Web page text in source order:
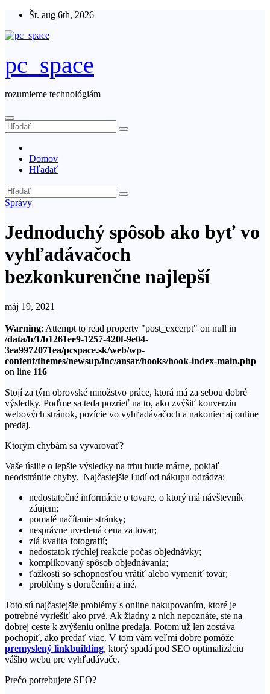
Skip
content
Št. aug 6th, 2026
pc_space
rozumieme technológiám
Domov
Hľadať
Správy
Jednoduchý spôsob ako byť vo
vyhľadávačoch
bezkonkurenčne najlepší
máj 19, 2021
Warning: Attempt to read property "post_excerpt" on null in
/data/b/1/b1261ee9-1257-420f-9e04-
3ea9972071ea/pcspace.sk/web/wp-
content/themes/newsup/inc/ansar/hooks/hook-index-main.php
on line 116
Stojí za tým obrovské množstvo práce, ktorá má za sebou dobré
výsledky. Poďme sa teda pozrieť na to, ako zvýšiť konverziu
webových stránok, pozície vo vyhľadávačoch a nakoniec aj online
predaj.
Ktorým chybám sa vyvarovať?
Vaše úsilie o lepšie výsledky na trhu bude márne, pokiaľ
neodstránite chyby. Najčastejšie ľudí od nákupu odrádza:
nedostatočné informácie o tovare, o ktorý má návštevník
záujem;
pomalé načítanie stránky;
nesprávne uvedená cena za tovar;
zlá kvalita fotografií;
nedostatok rýchlej reakcie počas objednávky;
komplikovaný spôsob objednávania;
ťažkosti so schopnosťou vrátiť alebo vymeniť tovar;
problémy s doručením a iné.
Toto sú najčastejšie problémy s online nakupovaním, ktoré je
potrebné vyriešiť ako prvé. Ak žiadny z nich nepoznáte, ste na
dobrej ceste k zvýšeniu online predaja. Potom už len zostáva
pochopiť, ako predať viac. V tom vám veľmi dobre pomôže
premyslený linkbuilding, ktorý spadá pod SEO optimalizáciu
vášho webu pre vyhľadávače.
Prečo potrebujete SEO?